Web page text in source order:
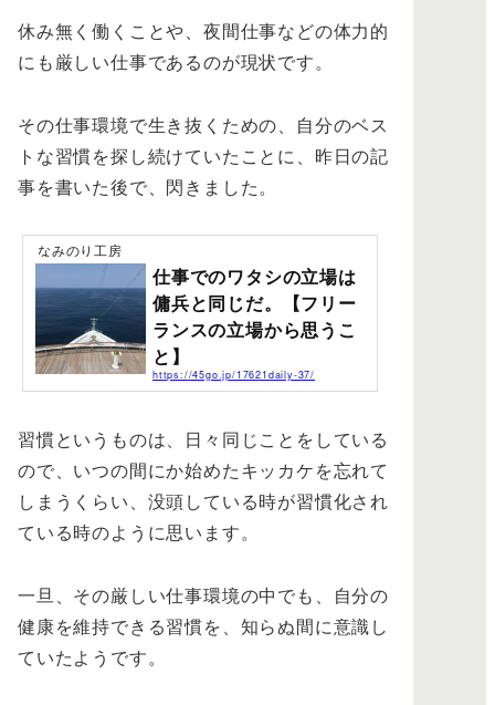
休み無く働くことや、夜間仕事などの体力的
にも厳しい仕事であるのが現状です。
その仕事環境で生き抜くための、自分のベス
トな習慣を探し続けていたことに、昨日の記
事を書いた後で、閃きました。
なみのり工房
仕事でのワタシの立場は
傭兵と同じだ。【フリー
ランスの立場から思うこ
と】
https://45go.jp/17621daily-37/
ワタシはフリーランスで働き、ほとんど現場仕事をし
いような気もします。工事の管理という仕事や工事請負
での下請け受注、元請受注をする上での、会社や個人の
方との関係で思うことごあります。今、進行しているプ
ロジェクトテナント工事としては、そこそこの規模で、
複数の管理者が必要とされます。そんな内容なので、ワ
タシが現場責任者として、電車通勤で通うことになり、
習慣というものは、日々同じことをしている
ので、いつの間にか始めたキッカケを忘れて
しまうくらい、没頭している時が習慣化され
ている時のように思います。
一旦、その厳しい仕事環境の中でも、自分の
健康を維持できる習慣を、知らぬ間に意識し
ていたようです。